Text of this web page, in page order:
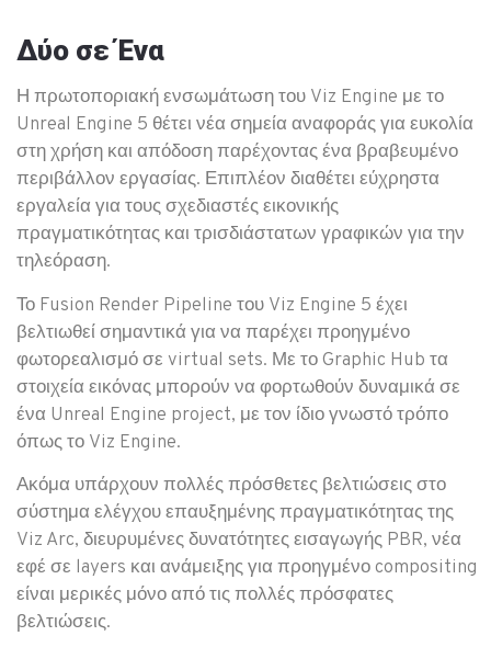
Δύο σε Ένα
Η πρωτοποριακή ενσωμάτωση του Viz Engine με το
Unreal Engine 5 θέτει νέα σημεία αναφοράς για ευκολία
στη χρήση και απόδοση παρέχοντας ένα βραβευμένο
περιβάλλον εργασίας. Επιπλέον διαθέτει εύχρηστα
εργαλεία για τους σχεδιαστές εικονικής
πραγματικότητας και τρισδιάστατων γραφικών για την
τηλεόραση.
Το Fusion Render Pipeline του Viz Engine 5 έχει
βελτιωθεί σημαντικά για να παρέχει προηγμένο
φωτορεαλισμό σε virtual sets. Με το Graphic Hub τα
στοιχεία εικόνας μπορούν να φορτωθούν δυναμικά σε
ένα Unreal Engine project, με τον ίδιο γνωστό τρόπο
όπως το Viz Engine.
Ακόμα υπάρχουν πολλές πρόσθετες βελτιώσεις στο
σύστημα ελέγχου επαυξημένης πραγματικότητας της
Viz Arc, διευρυμένες δυνατότητες εισαγωγής PBR, νέα
εφέ σε layers και ανάμειξης για προηγμένο compositing
είναι μερικές μόνο από τις πολλές πρόσφατες
βελτιώσεις.